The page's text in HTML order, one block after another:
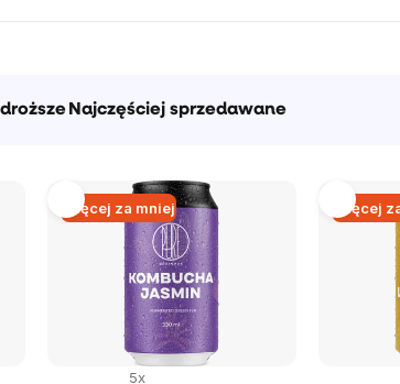
Najczęściej sprzedawane
Więcej za mniej
5x
Więcej